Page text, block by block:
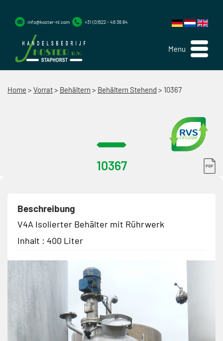
Menu
info@koster-nl.com +31 (0)522 - 46 36 84
Home > Vorrat> Behältern > Behältern Stehend > 10367
10367
Beschreibung
V4A Isolierter Behälter mit Rührwerk
Inhalt : 400 Liter